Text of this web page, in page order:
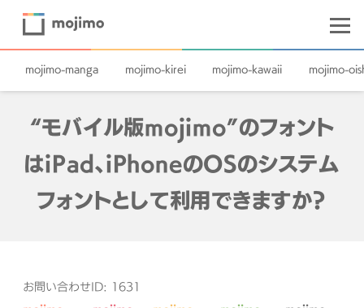
mojimo-manga mojimo-kirei mojimo-kawaii mojimo-
“モバイル版mojimo”のフォント
はiPad、iPhoneのOSのシステム
フォントとして利用できますか？
お問い合わせID: 1631